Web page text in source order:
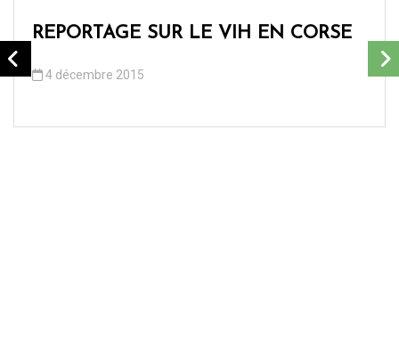
REPORTAGE SUR LE VIH EN CORSE
4 décembre 2015